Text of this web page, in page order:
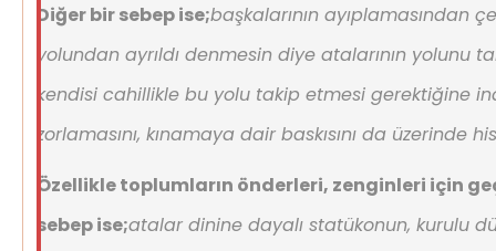
Diğer bir sebep ise;başkalarının ayıplamasından
yolundan ayrıldı denmesin diye atalarının yolunu
kendisi cahillikle bu yolu takip etmesi gerektiğine
zorlamasını, kınamaya dair baskısını da üzerinde
Özellikle toplumların önderleri, zenginleri için
sebep ise;atalar dinine dayalı statükonun, kurulu